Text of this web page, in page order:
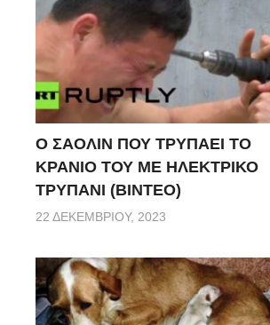
Ο ΣΑΟΛΙΝ ΠΟΥ ΤΡΥΠΑΕΙ ΤΟ
ΚΡΑΝΙΟ ΤΟΥ ΜΕ ΗΛΕΚΤΡΙΚΟ
ΤΡΥΠΑΝΙ (ΒΙΝΤΕΟ)
22 ΔΕΚΕΜΒΡΊΟΥ, 2023